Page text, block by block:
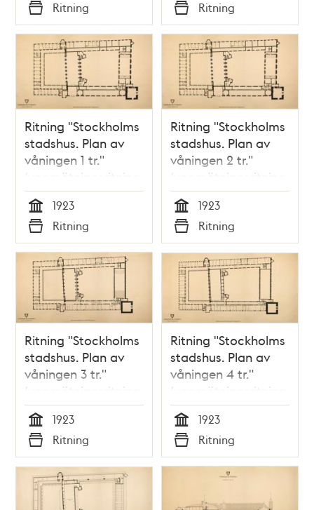
Tid
Typ
Ritning Tid
Typ
Ritning
Ritning "Stockholms
stadshus. Plan av
våningen 1 tr."
(uppmätningsritning
1923)
Tid
1923
Typ
Ritning
Ritning "Stockholms
stadshus. Plan av
våningen 2 tr."
(uppmätningsritning
1923)
Tid
1923
Typ
Ritning
Ritning "Stockholms
stadshus. Plan av
våningen 3 tr."
(uppmätningsritning
1923)
Tid
1923
Typ
Ritning
Ritning "Stockholms
stadshus. Plan av
våningen 4 tr."
(uppmätningsritning
1923)
Tid
1923
Typ
Ritning